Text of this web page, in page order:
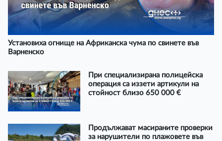
Установиха огнище на Африканска чума по свинете във
Варненско
При специализирана полицейска
операция са иззети артикули на
стойност близо 650 000 €
Продължават масираните проверки
за нарушители по плажовете във